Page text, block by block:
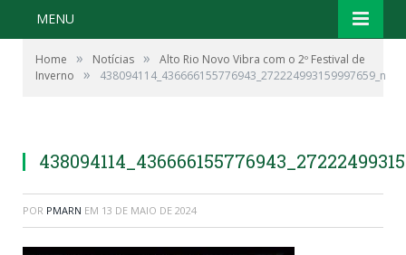
MENU
Home » Notícias »
Alto Rio Novo Vibra com o 2º Festival de
Inverno
» 438094114_436666155776943_272224993159997659_n
POR PMARN EM 13 DE MAIO DE 2024